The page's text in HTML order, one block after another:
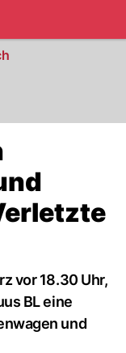
vor 18.30 Uhr,
BL eine
und